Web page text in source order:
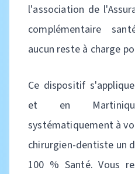
l'association de
complémentaire
aucun reste à charge
Ce dispositif
et en
systématiquement à
chirurgien-dentiste un
100 % Santé. Vous